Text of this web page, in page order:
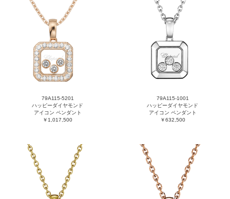
79A115-5201
ハッピーダイヤモンド
アイコン ペンダント
￥1,017,500
79A115-1001
ハッピーダイヤモンド
アイコン ペンダント
￥632,500